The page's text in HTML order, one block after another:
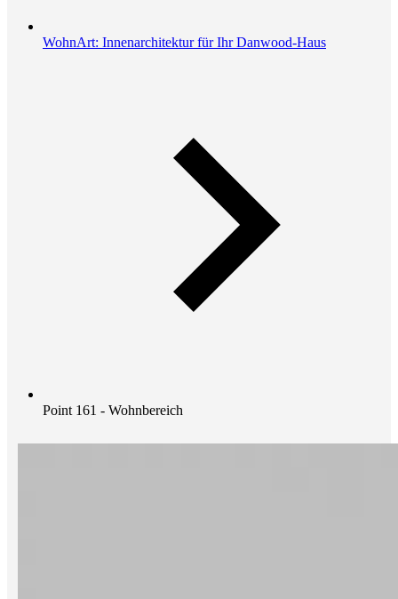
WohnArt: Innenarchitektur für Ihr Danwood-Haus
Point 161 - Wohnbereich